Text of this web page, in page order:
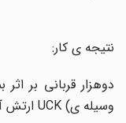
نتیجه ی کار:
دوهزار قربانی بر
وسیله ی UCK (ارتش